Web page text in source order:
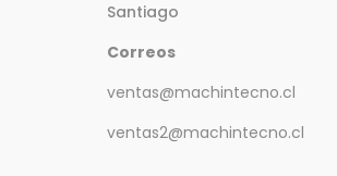
Santiago
Correos
ventas@machintecno.cl
ventas2@machintecno.cl